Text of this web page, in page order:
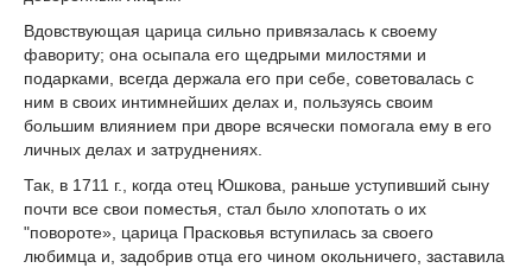
Вдовствующая царица сильно привязалась к своему
фавориту; она осыпала его щедрыми милостями и
подарками, всегда держала его при себе, советовалась с
ним в своих интимнейших делах и, пользуясь своим
большим влиянием при дворе всячески помогала ему в его
личных делах и затруднениях.
Так, в 1711 г., когда отец Юшкова, раньше уступивший сыну
почти все свои поместья, стал было хлопотать о их
"повороте», царица Прасковья вступилась за своего
любимца и, задобрив отца его чином окольничего, заставила